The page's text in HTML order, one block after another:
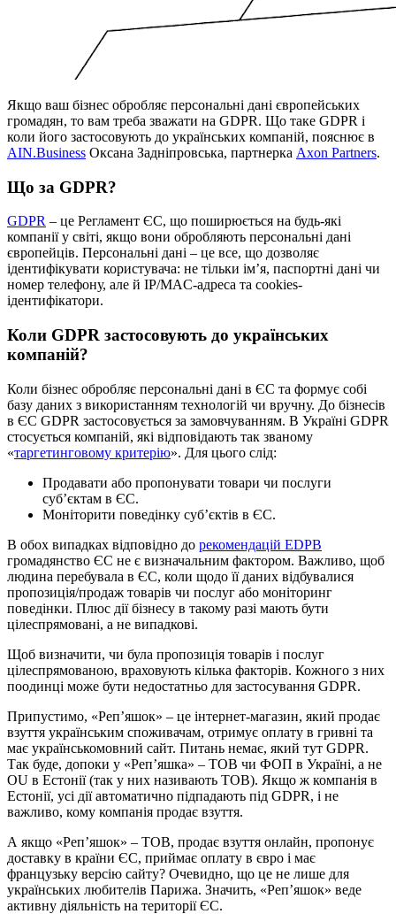
Якщо ваш бізнес обробляє персональні дані європейських
громадян, то вам треба зважати на GDPR. Що таке GDPR і
коли його застосовують до українських компаній, пояснює в
AIN.Business Оксана Задніпровська, партнерка Axon Partners.
Що за GDPR?
GDPR – це Регламент ЄС, що поширюється на будь-які
компанії у світі, якщо вони обробляють персональні дані
європейців. Персональні дані – це все, що дозволяє
ідентифікувати користувача: не тільки ім’я, паспортні дані чи
номер телефону, але й IP/MAC-адреса та cookies-
ідентифікатори.
Коли GDPR застосовують до українських
компаній?
Коли бізнес обробляє персональні дані в ЄС та формує собі
базу даних з використанням технологій чи вручну. До бізнесів
в ЄС GDPR застосовується за замовчуванням. В Україні GDPR
стосується компаній, які відповідають так званому
«таргетинговому критерію». Для цього слід:
Продавати або пропонувати товари чи послуги
суб’єктам в ЄС.
Моніторити поведінку суб’єктів в ЄС.
В обох випадках відповідно до рекомендацій EDPB
громадянство ЄС не є визначальним фактором. Важливо, щоб
людина перебувала в ЄС, коли щодо її даних відбувалися
пропозиція/продаж товарів чи послуг або моніторинг
поведінки. Плюс дії бізнесу в такому разі мають бути
цілеспрямовані, а не випадкові.
Щоб визначити, чи була пропозиція товарів і послуг
цілеспрямованою, враховують кілька факторів. Кожного з них
поодинці може бути недостатньо для застосування GDPR.
Припустимо, «Реп’яшок» – це інтернет-магазин, який продає
взуття українським споживачам, отримує оплату в гривні та
має українськомовний сайт. Питань немає, який тут GDPR.
Так буде, допоки у «Реп’яшка» – ТОВ чи ФОП в Україні, а не
OU в Естонії (так у них називають ТОВ). Якщо ж компанія в
Естонії, усі дії автоматично підпадають під GDPR, і не
важливо, кому компанія продає взуття.
А якщо «Реп’яшок» – ТОВ, продає взуття онлайн, пропонує
доставку в країни ЄС, приймає оплату в євро і має
французьку версію сайту? Очевидно, що це не лише для
українських любителів Парижа. Значить, «Реп’яшок» веде
активну діяльність на території ЄС.